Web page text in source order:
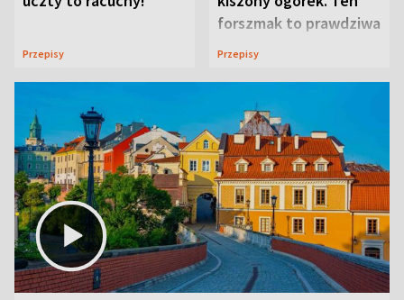
Przepisy
forszmak to prawdziwa
uczta
Przepisy